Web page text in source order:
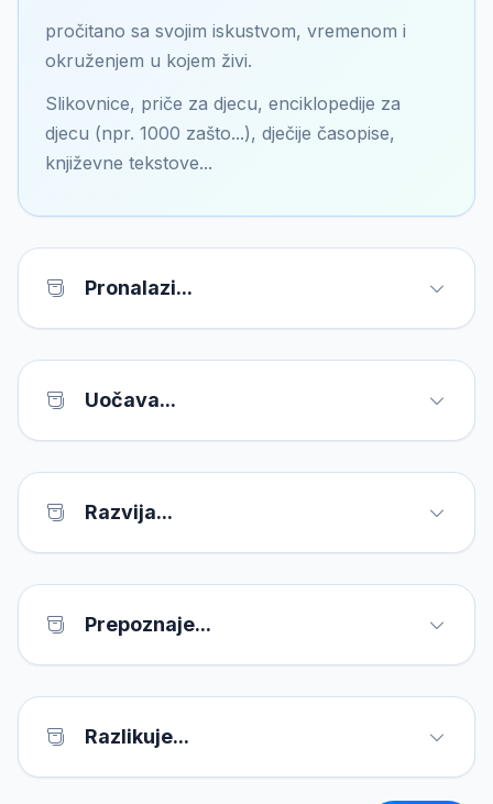
pročitano sa svojim iskustvom, vremenom i
okruženjem u kojem živi.
Slikovnice, priče za djecu, enciklopedije za
djecu (npr. 1000 zašto...), dječije časopise,
književne tekstove...
Pronalazi...
Uočava...
Razvija...
Prepoznaje...
Razlikuje...